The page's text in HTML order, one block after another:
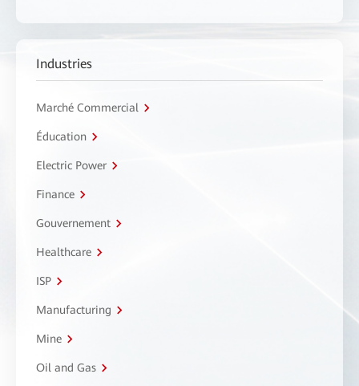
Industries
Marché Commercial
Éducation
Electric Power
Finance
Gouvernement
Healthcare
ISP
Manufacturing
Mine
Oil and Gas